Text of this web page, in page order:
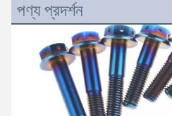
পণ্য প্রদর্শন